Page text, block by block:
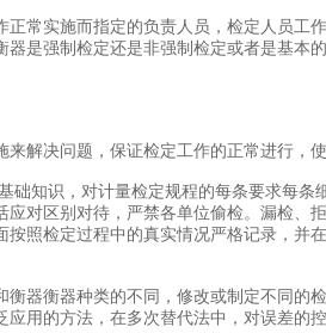
实施而指定的负责人员，检定人员工
是强制检定还是非强制检定或者是基本
解决问题，保证检定工作的正常进行，
识，对计量检定规程的每条要求每条
对区别对待，严禁各单位偷检。漏检、
照检定过程中的真实情况严格记录，并
衡器种类的不同，修改或制定不同的
用的方法，在多次替代法中，对误差的